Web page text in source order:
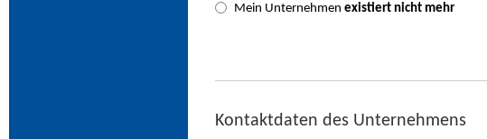
Mein Unternehmen existiert nicht mehr
Kontaktdaten des Unternehmens